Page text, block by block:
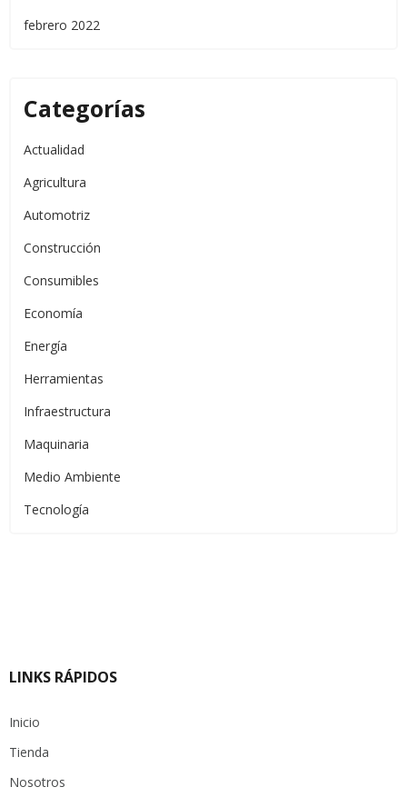
febrero 2022
Categorías
Actualidad
Agricultura
Automotriz
Construcción
Consumibles
Economía
Energía
Herramientas
Infraestructura
Maquinaria
Medio Ambiente
Tecnología
LINKS RÁPIDOS
Inicio
Tienda
Nosotros